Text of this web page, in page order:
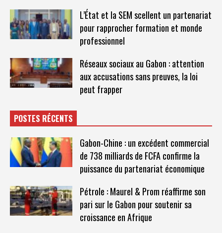
L’État et la SEM scellent un partenariat
pour rapprocher formation et monde
professionnel
Réseaux sociaux au Gabon : attention
aux accusations sans preuves, la loi
peut frapper
POSTES RÉCENTS
Gabon-Chine : un excédent commercial
de 738 milliards de FCFA confirme la
puissance du partenariat économique
Pétrole : Maurel & Prom réaffirme son
pari sur le Gabon pour soutenir sa
croissance en Afrique